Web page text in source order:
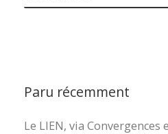
Paru récemment
Le LIEN, via Convergences